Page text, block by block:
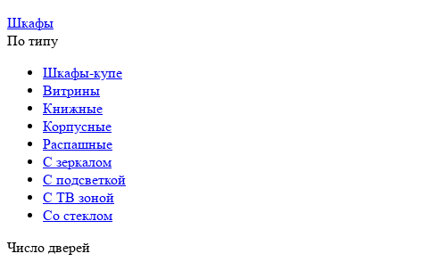
Шкафы
По типу
Шкафы-купе
Витрины
Книжные
Корпусные
Распашные
С зеркалом
С подсветкой
С ТВ зоной
Со стеклом
Число дверей